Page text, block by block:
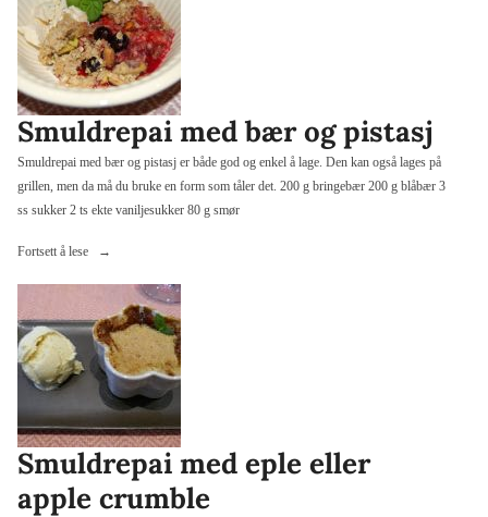
du
vil)»
Smuldrepai med bær og pistasj
Smuldrepai med bær og pistasj er både god og enkel å lage. Den kan også lages på
grillen, men da må du bruke en form som tåler det. 200 g bringebær 200 g blåbær 3
ss sukker 2 ts ekte vaniljesukker 80 g smør
Fortsett å lese
«Smuldrepai
og
pistasj»
Smuldrepai med eple eller
apple crumble